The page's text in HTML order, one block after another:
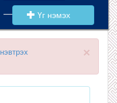
Үг нэмэх
×
нэвтрэх